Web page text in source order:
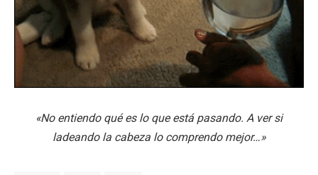
«No entiendo qué es lo que está pasando. A ver si
ladeando la cabeza lo comprendo mejor…»